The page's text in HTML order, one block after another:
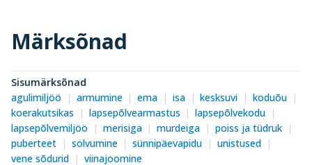
Märksõnad
Sisumärksõnad
agulimiljöö
armumine ema isa kesksuvi
koduõu
koerakutsikas
lapsepõlvearmastus
lapsepõlvekodu
lapsepõlvemiljöö
merisiga murdeiga
poiss ja tüdruk
puberteet
solvumine sünnipäevapidu
unistused
vene sõdurid
viinajoomine